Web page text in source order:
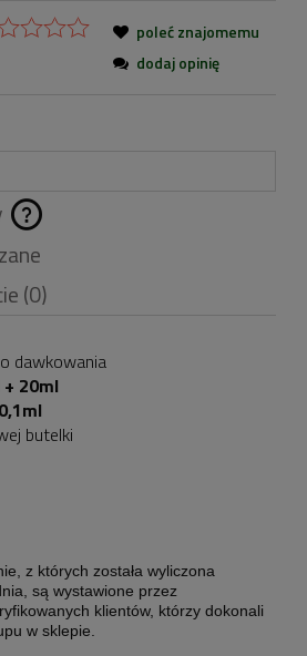
poleć znajomemu
dodaj opinię
kosztów
(0)
dawkowania
20ml
0,1ml
butelki
z których została wyliczona
są wystawione przez
klientów, którzy dokonali
w sklepie.